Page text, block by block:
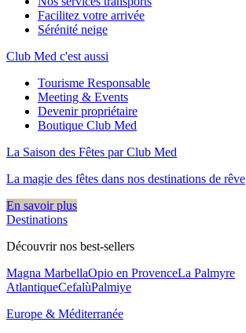
Facilitez votre arrivée
Sérénité neige
Club Med c'est aussi
Tourisme Responsable
Meeting & Events
Devenir propriétaire
Boutique Club Med
La Saison des Fêtes par Club Med
La magie des fêtes dans nos destinations de rêve​
En savoir plus
Destinations
Découvrir nos best-sellers
Magna MarbellaOpio en ProvenceLa Palmyre
AtlantiqueCefalùPalmiye
Europe & Méditerranée